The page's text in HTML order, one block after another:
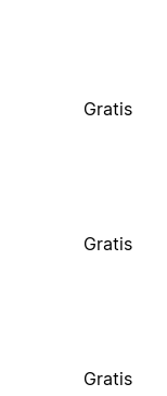
Gratis
Gratis
Gratis